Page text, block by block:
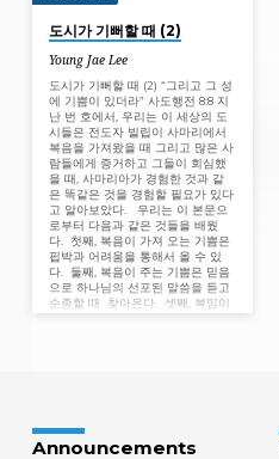
Posts
from
August
2019
도시가 기뻐할 때 (2)
Young Jae Lee
도시가 기뻐할 때 (2) “그리고 그 성
에 기쁨이 있더라” 사도행전 8:8 지
난 번 호에서, 우리는 이 세상의 도
시들은 전도자 빌립이 사마리에서
복음을 가져왔을 때 그리고 많은 사
람들에게 증거하고 그들이 회심했
을 때, 사마리아가 경험한 것과 같
은 똑같은 것을 경험할 필요가 있다
고 알아보았다. 우리는 이 본문으
로부터 다음과 같은 것들을 배웠
다. 첫째, 복음이 가져 오는 기쁨은
핍박과 어려움을 통해서 올 수 있
다. 둘째, 복음이 주는 기쁨은 믿음
으로 하나님의 선포된 말씀을 듣고
순종할 때 찾아온다. 셋째, 복임이
Announcements